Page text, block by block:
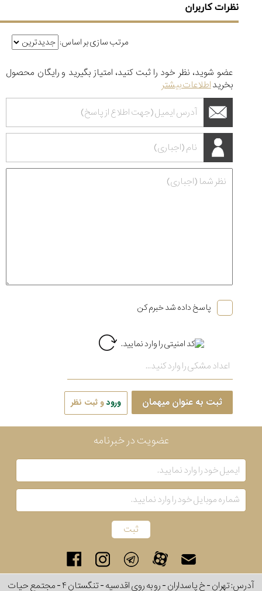
نظرات کاربران
مرتب سازی بر اساس:
عضو شوید، نظر خود را ثبت کنید، امتیاز بگیرید و رایگان محصول
بخریداطلاعات بیشتر
پاسخ داده شد خبرم کن
ثبت به عنوان میهمان ورودو ثبت نظر
عضویت در خبرنامه
آدرس: تهران - خ پاسداران - رو به روی اقدسیه - تنگستان ۴ - مجتمع حیات